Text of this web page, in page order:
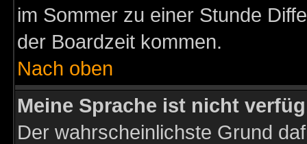
im Sommer zu einer Stunde
der Boardzeit kommen.
Nach oben
Meine Sprache ist nicht
Der wahrscheinlichste Grund